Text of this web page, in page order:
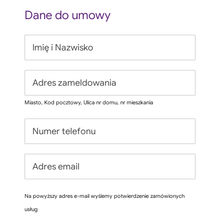
Dane do umowy
Miasto, Kod pocztowy, Ulica nr domu, nr mieszkania
Na powyższy adres e-mail wyślemy potwierdzenie zamówionych
usług